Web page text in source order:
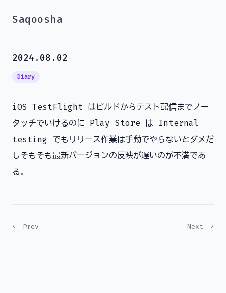
Saqoosha
2024.08.02
Diary
iOS TestFlight はビルドからテスト配信までノー
タッチでいけるのに Play Store は Internal
testing でもリリース作業は手動でやらないとダメだ
しそもそも最新バージョンの反映が遅いのが不満であ
る。
← Prev Next →